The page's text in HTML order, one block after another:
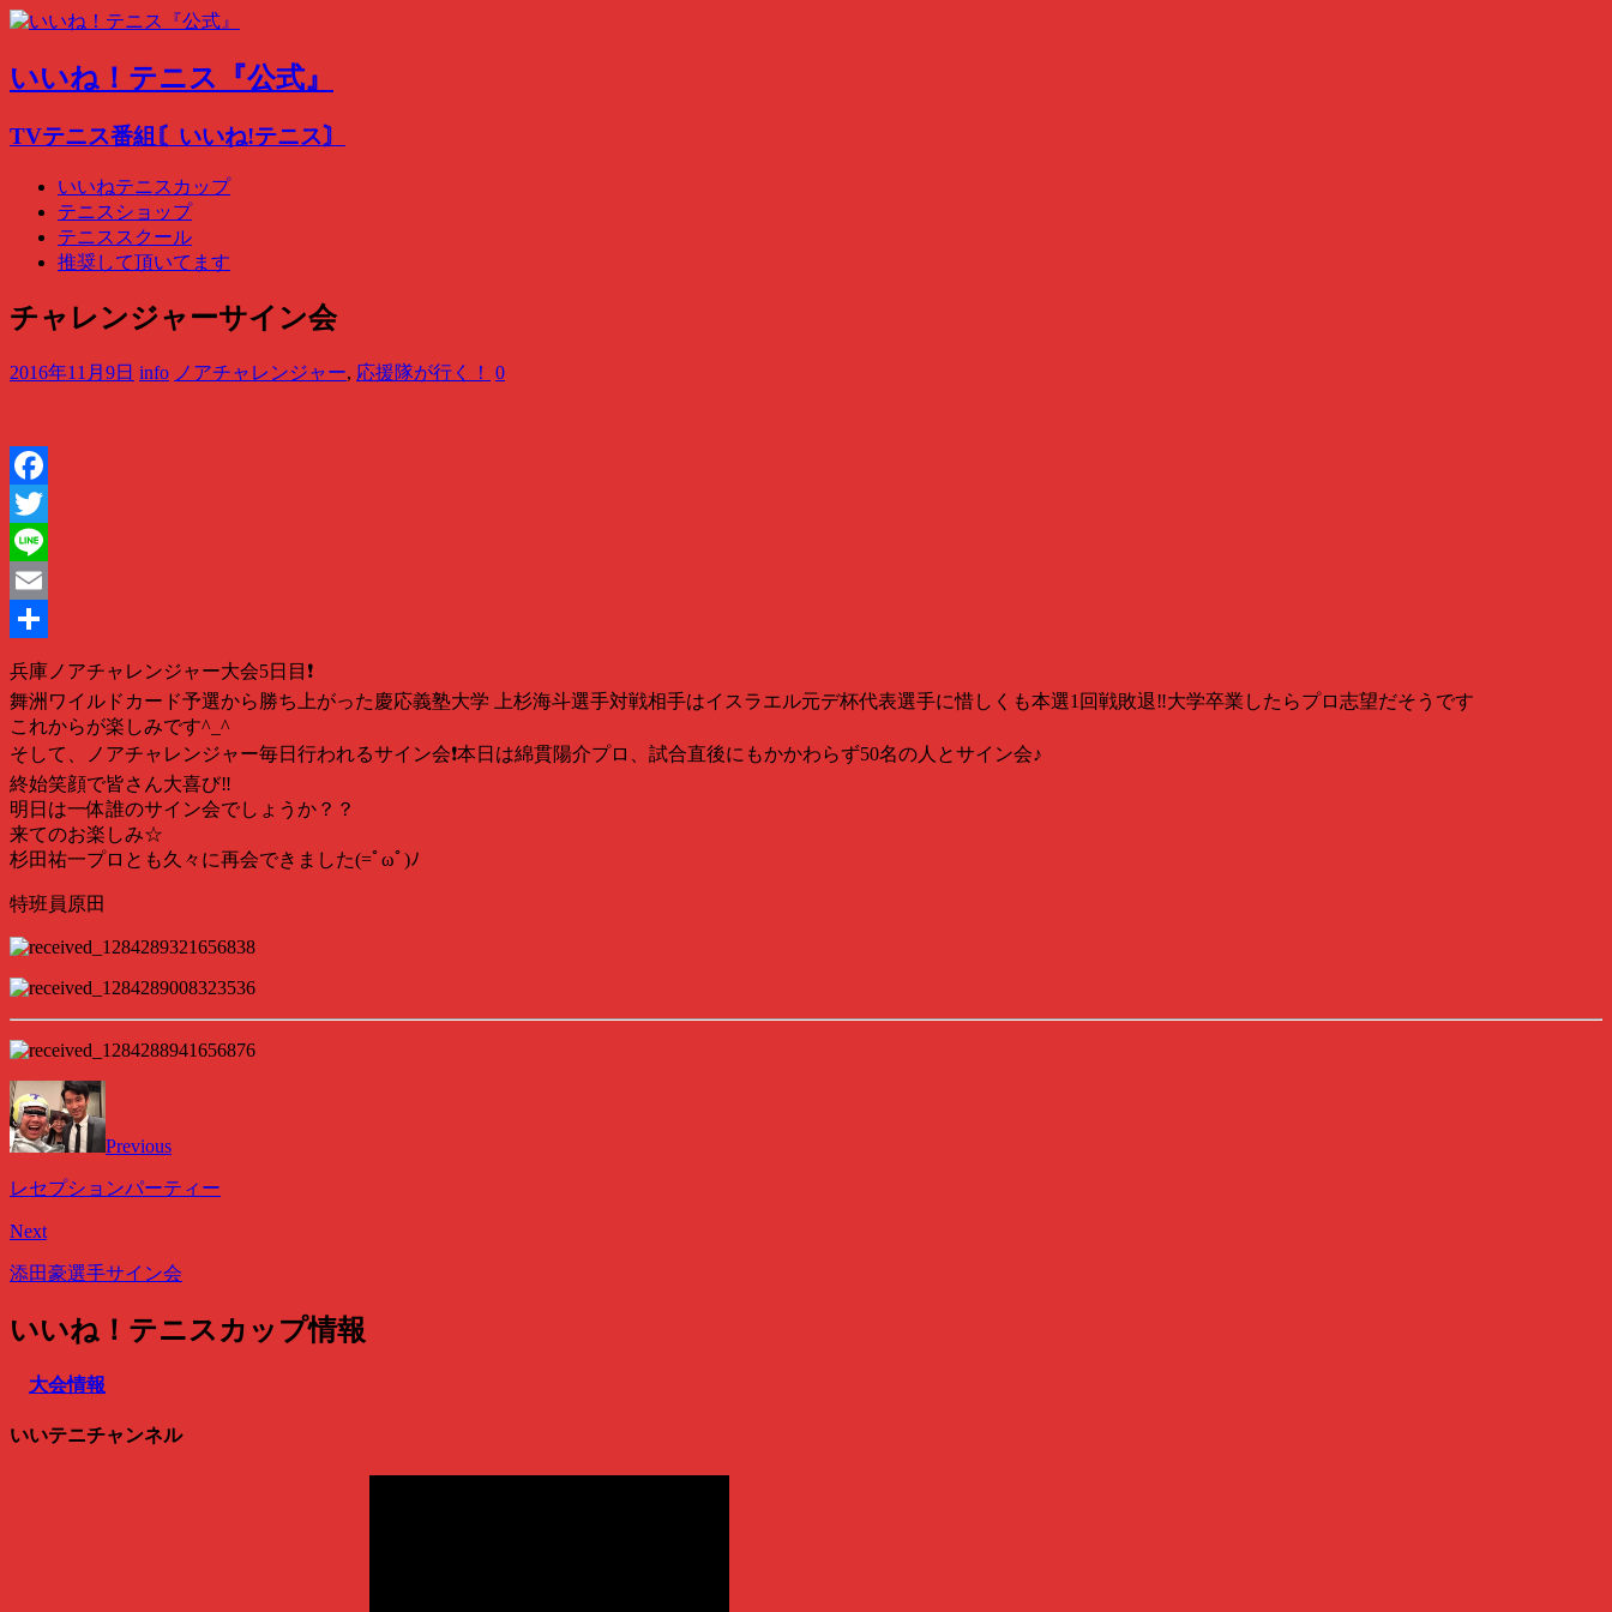
いいね！テニス『公式』
TVテニス番組〘いいね!テニス〙
いいねテニスカップ
テニスショップ
テニススクール
推奨して頂いてます
チャレンジャーサイン会
2016年11月9日 info ノアチャレンジャー, 応援隊が行く！ 0
Facebook
Twitter
Line
Email
有
兵庫ノアチャレンジャー大会5日目❗️
舞洲ワイルドカード予選から勝ち上がった慶応義塾大学 上杉海斗選手対戦相手はイスラエル元デ杯代表選手に惜しくも本選1回戦敗退‼️大学卒業したらプロ志望だそうです
これからが楽しみです^_^
そして、ノアチャレンジャー毎日行われるサイン会❗️本日は綿貫陽介プロ、試合直後にもかかわらず50名の人とサイン会♪
終始笑顔で皆さん大喜び‼️
明日は一体誰のサイン会でしょうか？？
来てのお楽しみ☆
杉田祐一プロとも久々に再会できました(=ﾟωﾟ)ﾉ
特班員原田
Previous
レセプションパーティー
Next
添田豪選手サイン会
いいね！テニスカップ情報
大会情報
いいテニチャンネル